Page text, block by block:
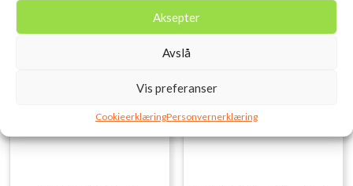
Aksepter
Avslå
Vis preferanser
CookieerklæringPersonvernerklæring
Utsolgt